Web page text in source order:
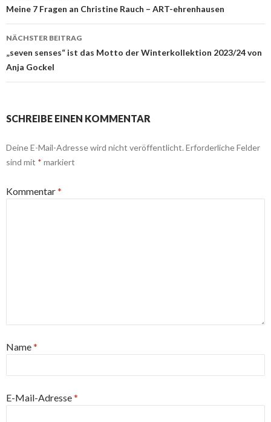
Navigation
Meine 7 Fragen an Christine Rauch – ART-ehrenhausen
NÄCHSTER BEITRAG
„seven senses“ ist das Motto der Winterkollektion 2023/24 von
Anja Gockel
SCHREIBE EINEN KOMMENTAR
Deine E-Mail-Adresse wird nicht veröffentlicht. Erforderliche Felder
sind mit * markiert
Kommentar*
Name*
E-Mail-Adresse*